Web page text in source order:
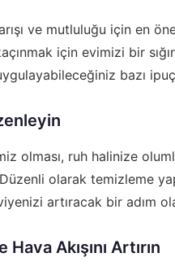
ve mutluluğu için en
için evimizi bir
bazı
olması, ruh halinize
olarak temizleme
artıracak bir adım
Akışını Artırın